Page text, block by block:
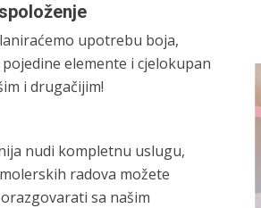
upotrebu boja,
elemente i cjelokupan
i drugačijim!
nudi kompletnu uslugu,
radova možete
sa našim